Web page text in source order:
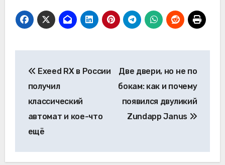
по
записям
Exeed RX в России
получил
классический
автомат и кое-что
ещё
Две двери, но не по
бокам: как и почему
появился двуликий
Zundapp Janus